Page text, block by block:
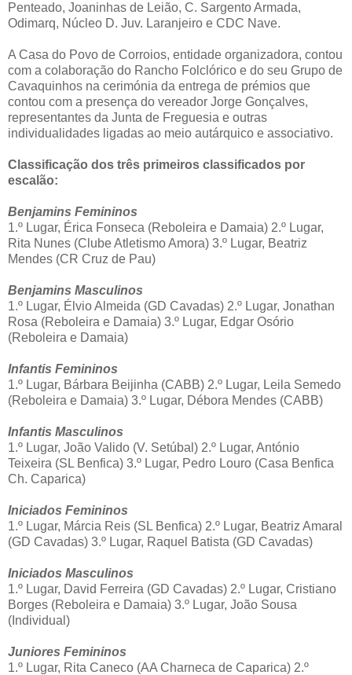
Penteado, Joaninhas de Leião, C. Sargento Armada,
Odimarq, Núcleo D. Juv. Laranjeiro e CDC Nave.
A Casa do Povo de Corroios, entidade organizadora, contou
com a colaboração do Rancho Folclórico e do seu Grupo de
Cavaquinhos na cerimónia da entrega de prémios que
contou com a presença do vereador Jorge Gonçalves,
representantes da Junta de Freguesia e outras
individualidades ligadas ao meio autárquico e associativo.
Classificação dos três primeiros classificados por
escalão:
Benjamins Femininos
1.º Lugar, Érica Fonseca (Reboleira e Damaia) 2.º Lugar,
Rita Nunes (Clube Atletismo Amora) 3.º Lugar, Beatriz
Mendes (CR Cruz de Pau)
Benjamins Masculinos
1.º Lugar, Élvio Almeida (GD Cavadas) 2.º Lugar, Jonathan
Rosa (Reboleira e Damaia) 3.º Lugar, Edgar Osório
(Reboleira e Damaia)
Infantis Femininos
1.º Lugar, Bárbara Beijinha (CABB) 2.º Lugar, Leila Semedo
(Reboleira e Damaia) 3.º Lugar, Débora Mendes (CABB)
Infantis Masculinos
1.º Lugar, João Valido (V. Setúbal) 2.º Lugar, António
Teixeira (SL Benfica) 3.º Lugar, Pedro Louro (Casa Benfica
Ch. Caparica)
Iniciados Femininos
1.º Lugar, Márcia Reis (SL Benfica) 2.º Lugar, Beatriz Amaral
(GD Cavadas) 3.º Lugar, Raquel Batista (GD Cavadas)
Iniciados Masculinos
1.º Lugar, David Ferreira (GD Cavadas) 2.º Lugar, Cristiano
Borges (Reboleira e Damaia) 3.º Lugar, João Sousa
(Individual)
Juniores Femininos
1.º Lugar, Rita Caneco (AA Charneca de Caparica) 2.º